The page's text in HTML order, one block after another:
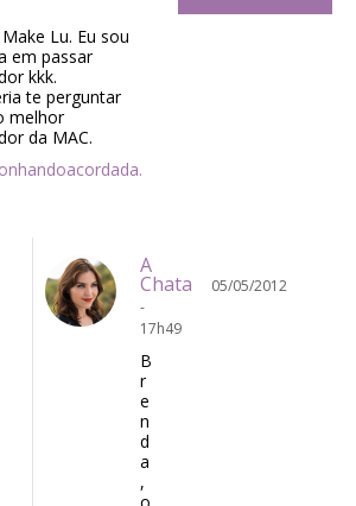
Lu. Eu sou
em passar
kkk.
te perguntar
melhor
da MAC.
A
Chata
05/05/2012
-
17h49
B
r
e
n
d
a
,